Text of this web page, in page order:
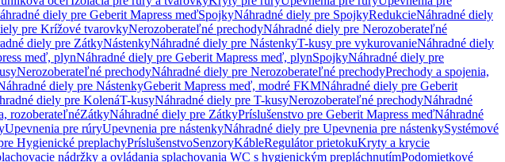
diely pre Geberit Mapress meďSpojkyNáhradné diely pre SpojkyRedukcieNáhradné diely
pre Krížové tvarovkyNerozoberateľné prechodyNáhradné diely pre Nerozoberateľné
diely pre ZátkyNástenkyNáhradné diely pre NástenkyT-kusy pre vykurovanieNáhradné diely
meď, plynNáhradné diely pre Geberit Mapress meď, plynSpojkyNáhradné diely pre
Nerozoberateľné prechodyNáhradné diely pre Nerozoberateľné prechodyPrechody a spojenia,
diely pre NástenkyGeberit Mapress meď, modré FKMNáhradné diely pre Geberit
diely pre KolenáT-kusyNáhradné diely pre T-kusyNerozoberateľné prechodyNáhradné
rozoberateľnéZátkyNáhradné diely pre ZátkyPríslušenstvo pre Geberit Mapress meďNáhradné
Upevnenia pre rúryUpevnenia pre nástenkyNáhradné diely pre Upevnenia pre nástenkySystémové
Hygienické preplachyPríslušenstvoSenzoryKábleRegulátor prietokuKryty a krycie
nádržky a ovládania splachovania WC s hygienickým prepláchnutímPodomietkové